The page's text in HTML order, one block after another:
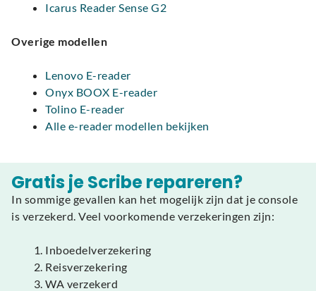
Icarus Reader Sense G2
Overige modellen
Lenovo E-reader
Onyx BOOX E-reader
Tolino E-reader
Alle e-reader modellen bekijken
Gratis je Scribe repareren?
In sommige gevallen kan het mogelijk zijn dat je console
is verzekerd. Veel voorkomende verzekeringen zijn:
Inboedelverzekering
Reisverzekering
WA verzekerd